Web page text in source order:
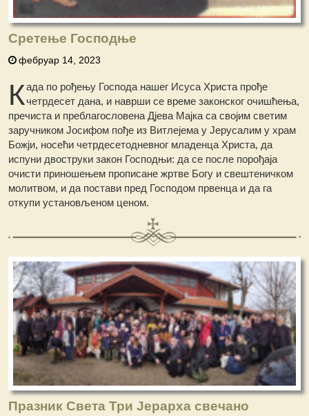
Сретење Господње
фебруар 14, 2023
Када пo рођењу Господа нашег Исуса Христа прође
четрдесет дана, и наврши се време законског очишћења,
пречиста и преблагословена Дјева Мајка са својим светим
заручником Јосифом пође из Витлејема у Јерусалим у храм
Божји, носећи четрдесетодневног младенца Христа, да
испуни двоструки закон Господњи: да се после порођаја
очисти приношењем прописане жртве Богу и свештеничком
молитвом, и да постави пред Господом првенца и да га
откупи установљеном ценом.
Празник Света Три Јерарха свечано